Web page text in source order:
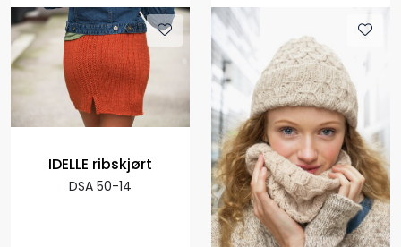
IDELLE ribskjørt
DSA 50-14